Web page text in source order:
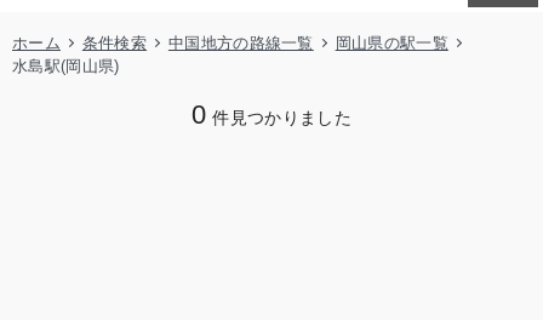
ホーム 条件検索 中国地方の路線一覧
岡山県の駅一覧
水島駅(岡山県)
0 件見つかりました